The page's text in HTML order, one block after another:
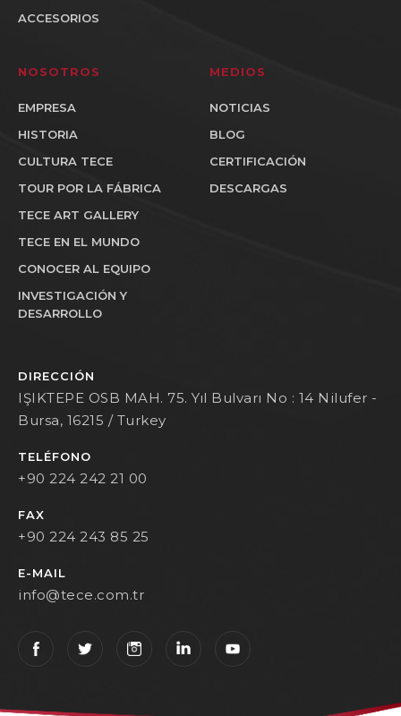
ACCESORIOS
NOSOTROS
EMPRESA
HISTORIA
CULTURA TECE
TOUR POR LA FÁBRICA
TECE ART GALLERY
TECE EN EL MUNDO
CONOCER AL EQUIPO
INVESTIGACIÓN Y
DESARROLLO
MEDIOS
NOTICIAS
BLOG
CERTIFICACIÓN
DESCARGAS
DIRECCIÓN
IŞIKTEPE OSB MAH. 75. Yıl Bulvarı No : 14 Nilufer -
Bursa, 16215 / Turkey
TELÉFONO
+90 224 242 21 00
FAX
+90 224 243 85 25
E-MAIL
info@tece.com.tr